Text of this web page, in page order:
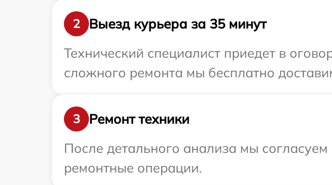
2
Выезд курьера за 35 минут
Технический специалист приедет в
сложного ремонта мы бесплатно
3
Ремонт техники
После детального анализа мы
ремонтные операции.